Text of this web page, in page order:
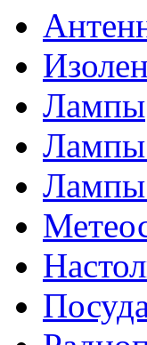
Лампы
Лампы
Лампы